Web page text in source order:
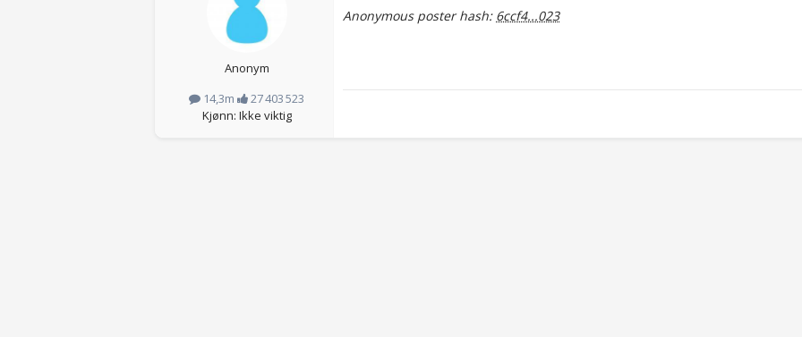
Anonym
14,3m
27 403 523
Kjønn: Ikke viktig
Anonymous poster hash: 6ccf4...023